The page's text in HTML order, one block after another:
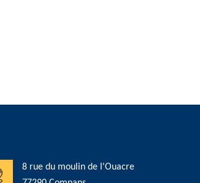
8 rue du moulin de l'Ouacre